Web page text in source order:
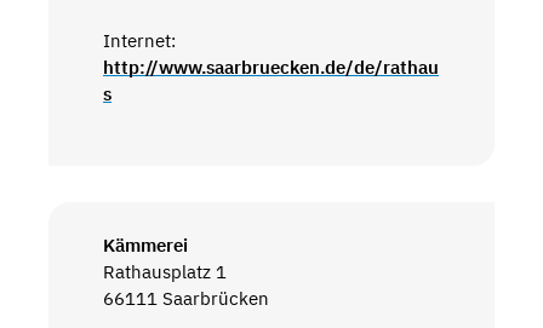
Internet:
http://www.saarbruecken.de/de/rathau
s
Kämmerei
Rathausplatz 1
66111 Saarbrücken